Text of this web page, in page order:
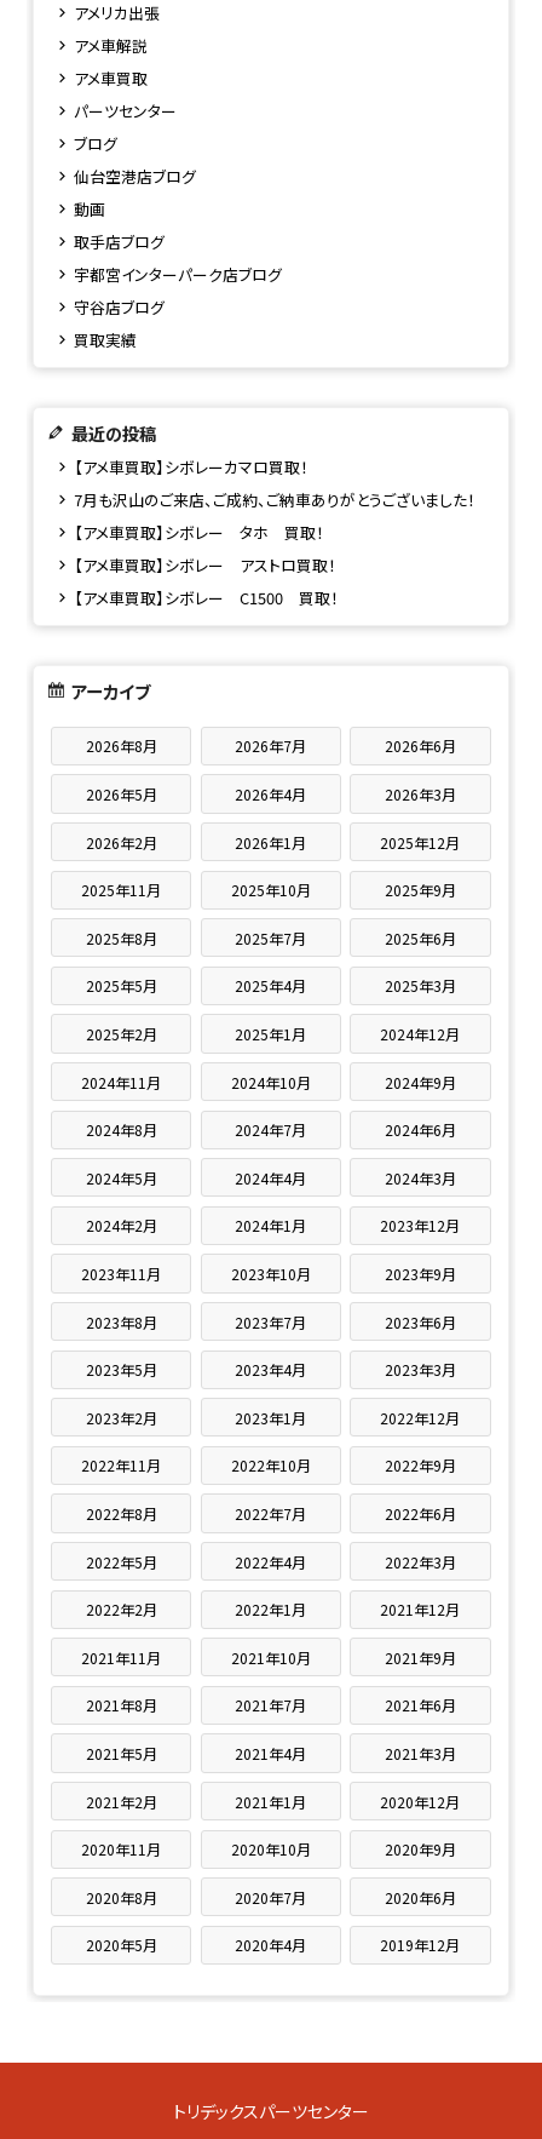
アメリカ出張
アメ車解説
アメ車買取
パーツセンター
ブログ
仙台空港店ブログ
動画
取手店ブログ
宇都宮インターパーク店ブログ
守谷店ブログ
買取実績
最近の投稿
【アメ車買取】シボレーカマロ買取！
7月も沢山のご来店、ご成約、ご納車ありがとうございました！
【アメ車買取】シボレー タホ 買取！
【アメ車買取】シボレー アストロ買取！
【アメ車買取】シボレー C1500 買取！
アーカイブ
2026年8月 2026年7月 2026年6月
2026年5月 2026年4月 2026年3月
2026年2月 2026年1月 2025年12月
2025年11月 2025年10月 2025年9月
2025年8月 2025年7月 2025年6月
2025年5月 2025年4月 2025年3月
2025年2月 2025年1月 2024年12月
2024年11月 2024年10月 2024年9月
2024年8月 2024年7月 2024年6月
2024年5月 2024年4月 2024年3月
2024年2月 2024年1月 2023年12月
2023年11月 2023年10月 2023年9月
2023年8月 2023年7月 2023年6月
2023年5月 2023年4月 2023年3月
2023年2月 2023年1月 2022年12月
2022年11月 2022年10月 2022年9月
2022年8月 2022年7月 2022年6月
2022年5月 2022年4月 2022年3月
2022年2月 2022年1月 2021年12月
2021年11月 2021年10月 2021年9月
2021年8月 2021年7月 2021年6月
2021年5月 2021年4月 2021年3月
2021年2月 2021年1月 2020年12月
2020年11月 2020年10月 2020年9月
2020年8月 2020年7月 2020年6月
2020年5月 2020年4月 2019年12月
トリデックスパーツセンター